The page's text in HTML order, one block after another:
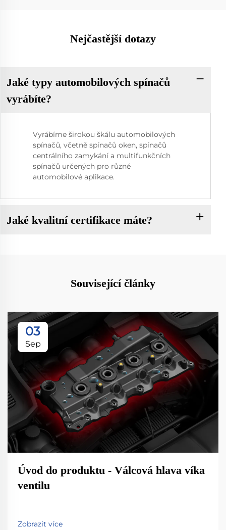
Nejčastější dotazy
Jaké typy automobilových spínačů
vyrábíte?
Vyrábíme širokou škálu automobilových
spínačů, včetně spínačů oken, spínačů
centrálního zamykání a multifunkčních
spínačů určených pro různé
automobilové aplikace.
Jaké kvalitní certifikace máte?
Související články
03
Sep
Úvod do produktu - Válcová hlava víka
ventilu
Zobrazit více